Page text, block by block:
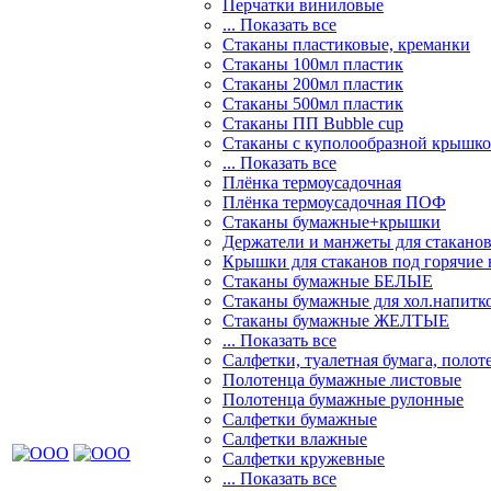
Перчатки виниловые
... Показать все
Стаканы пластиковые, креманки
Стаканы 100мл пластик
Стаканы 200мл пластик
Стаканы 500мл пластик
Стаканы ПП Bubble cup
Стаканы с куполообразной
... Показать все
Плёнка термоусадочная
Плёнка термоусадочная ПОФ
Стаканы бумажные+крышки
Держатели и манжеты для стаканов
Крышки для стаканов под горячие
Стаканы бумажные БЕЛЫЕ
Стаканы бумажные для
Стаканы бумажные ЖЕЛТЫЕ
... Показать все
Салфетки, туалетная бумага,
Полотенца бумажные листовые
Полотенца бумажные рулонные
Салфетки бумажные
Салфетки влажные
Салфетки кружевные
... Показать все